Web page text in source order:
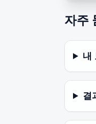
자주
내
결